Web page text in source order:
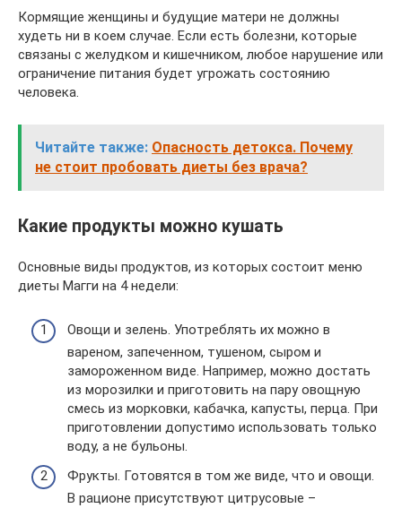
Кормящие женщины и будущие матери не должны
худеть ни в коем случае. Если есть болезни, которые
связаны с желудком и кишечником, любое нарушение или
ограничение питания будет угрожать состоянию
человека.
Читайте также: Опасность детокса. Почему
не стоит пробовать диеты без врача?
Какие продукты можно кушать
Основные виды продуктов, из которых состоит меню
диеты Магги на 4 недели:
Овощи и зелень. Употреблять их можно в
вареном, запеченном, тушеном, сыром и
замороженном виде. Например, можно достать
из морозилки и приготовить на пару овощную
смесь из морковки, кабачка, капусты, перца. При
приготовлении допустимо использовать только
воду, а не бульоны.
Фрукты. Готовятся в том же виде, что и овощи.
В рационе присутствуют цитрусовые –